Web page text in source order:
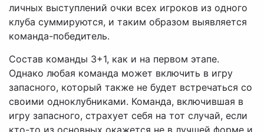
личных выступлений очки всех игроков из одного
клуба суммируются, и таким образом выявляется
команда-победитель.
Состав команды 3+1, как и на первом этапе.
Однако любая команда может включить в игру
запасного, который также не будет встречаться со
своими одноклубниками. Команда, включившая в
игру запасного, страхует себя на тот случай, если
кто-то из основных окажется не в лучшей форме и